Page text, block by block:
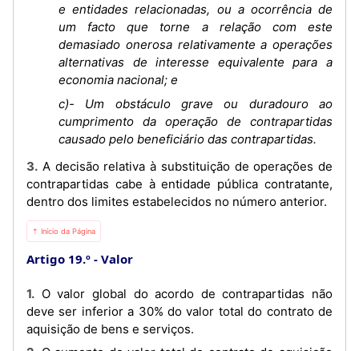
e entidades relacionadas, ou a ocorrência de
um facto que torne a relação com este
demasiado onerosa relativamente a operações
alternativas de interesse equivalente para a
economia nacional; e
c)- Um obstáculo grave ou duradouro ao
cumprimento da operação de contrapartidas
causado pelo beneficiário das contrapartidas.
3. A decisão relativa à substituição de operações de
contrapartidas cabe à entidade pública contratante,
dentro dos limites estabelecidos no número anterior.
⇡ Início da Página
Artigo 19.º Valor
1. O valor global do acordo de contrapartidas não
deve ser inferior a 30% do valor total do contrato de
aquisição de bens e serviços.